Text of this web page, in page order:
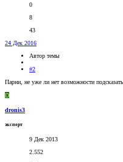
0
8
43
24 Дек 2016
Автор темы
#2
Парни, не уже ли нет возможности
D
dronis3
эксперт
9 Дек 2013
2.552